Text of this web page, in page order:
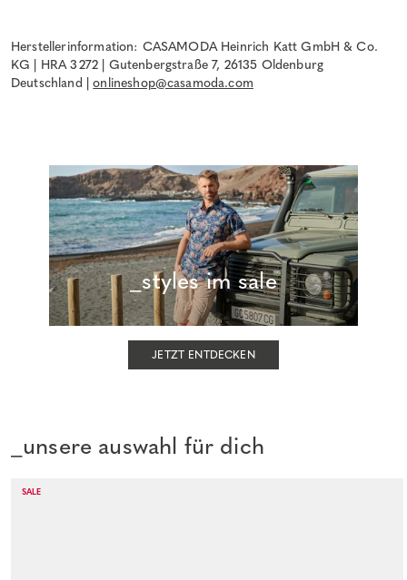
Herstellerinformation: CASAMODA Heinrich Katt GmbH & Co.
KG | HRA 3272 | Gutenbergstraße 7, 26135 Oldenburg
Deutschland |onlineshop@casamoda.com
_styles im sale
JETZT ENTDECKEN
_unsere auswahl für dich
SALE